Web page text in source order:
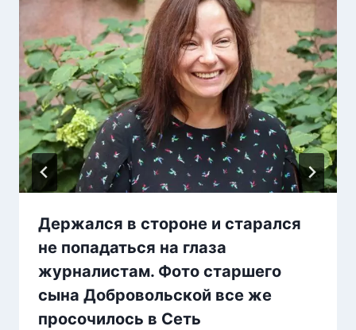
Держался в стороне и старался
не попадаться на глаза
журналистам. Фото старшего
сына Добровольской все же
просочилось в Сеть